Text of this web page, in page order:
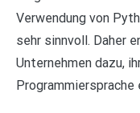
Verwendung von
sehr sinnvoll. Daher
Unternehmen dazu,